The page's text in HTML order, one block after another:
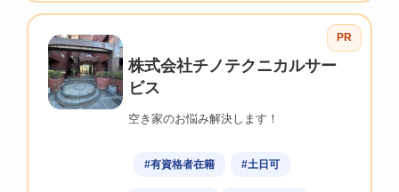
PR
株式会社チノテクニカルサー
ビス
空き家のお悩み解決します！
#有資格者在籍 #土日可